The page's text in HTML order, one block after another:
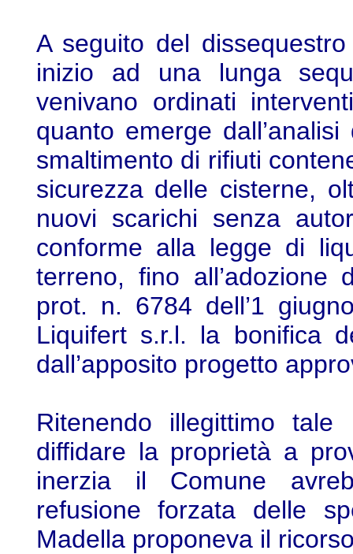
A seguito del
inizio ad una lunga
venivano ordinati
quanto emerge
smaltimento di rifiuti
sicurezza delle cisterne,
nuovi scarichi senza
conforme alla legge di
terreno, fino all’adozione
prot. n. 6784 dell’1
Liquifert s.r.l. la bonifica
dall’apposito progetto
Ritenendo illegittimo
diffidare la proprietà a
inerzia il Comune
refusione forzata delle
Madella proponeva il